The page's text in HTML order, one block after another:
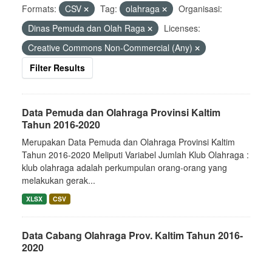
Formats: CSV Tag: olahraga
Organisasi:
Dinas Pemuda dan Olah Raga
Licenses:
Creative Commons Non-Commercial (Any)
Filter Results
Data Pemuda dan Olahraga Provinsi Kaltim
Tahun 2016-2020
Merupakan Data Pemuda dan Olahraga Provinsi Kaltim
Tahun 2016-2020 Meliputi Variabel Jumlah Klub Olahraga :
klub olahraga adalah perkumpulan orang-orang yang
melakukan gerak...
XLSX CSV
Data Cabang Olahraga Prov. Kaltim Tahun 2016-
2020